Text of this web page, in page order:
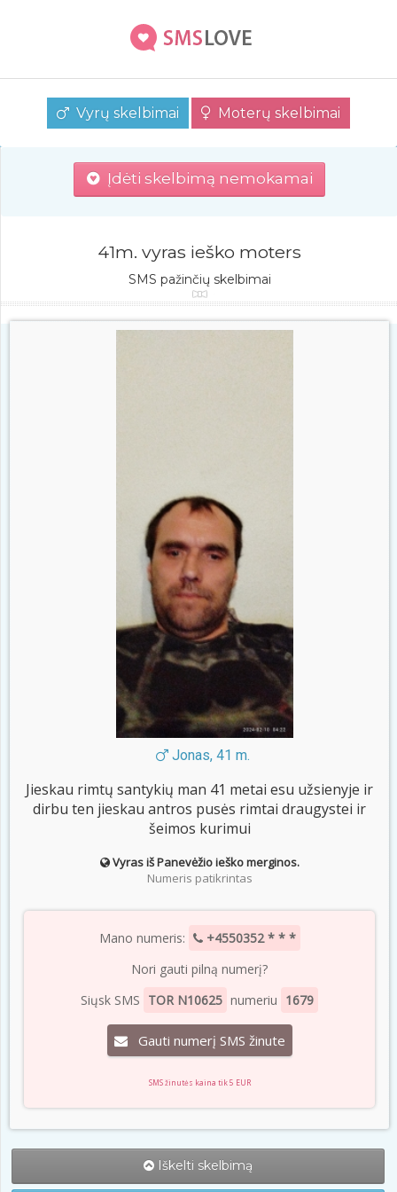
Vyrų skelbimai Moterų skelbimai
Įdėti skelbimą nemokamai
41m. vyras ieško moters
SMS pažinčių skelbimai
Jonas, 41 m.
Jieskau rimtų santykių man 41 metai esu užsienyje ir
dirbu ten jieskau antros pusės rimtai draugystei ir
šeimos kurimui
Vyras iš Panevėžio ieško merginos.
Numeris patikrintas
Mano numeris:
+4550352 * * *
Nori gauti pilną numerį?
Siųsk SMS TOR N10625 numeriu 1679
Gauti numerį SMS žinute
SMS žinutės kaina tik 5 EUR
Iškelti skelbimą